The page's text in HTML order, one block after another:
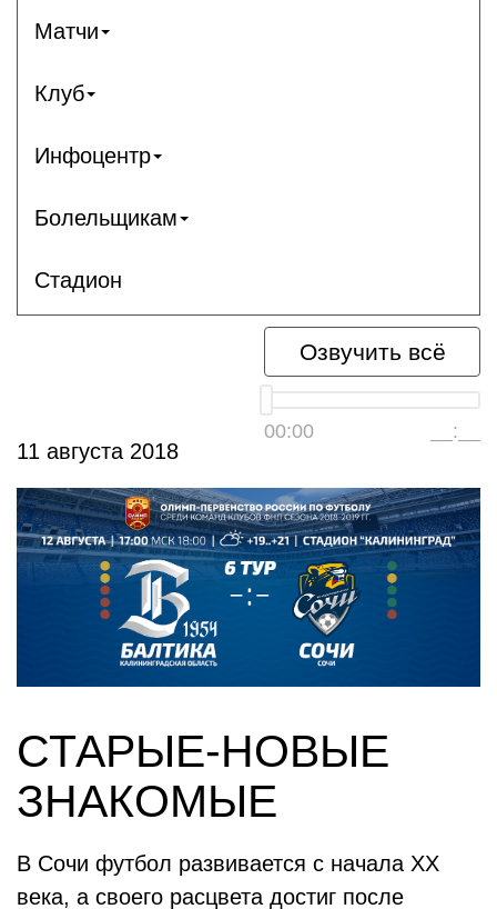
Матчи
Клуб
Инфоцентр
Болельщикам
Стадион
Озвучить всё
00:00 __:__
11 августа 2018
СТАРЫЕ-НОВЫЕ
ЗНАКОМЫЕ
В Сочи футбол развивается с начала XX
века, а своего расцвета достиг после